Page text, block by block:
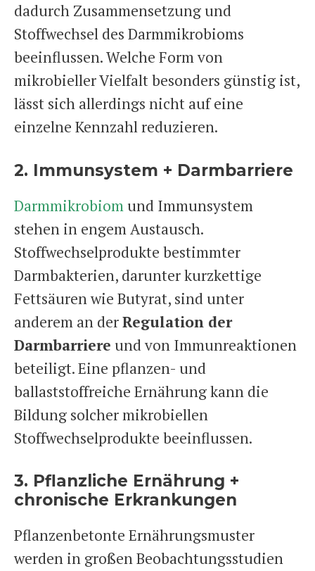
dadurch Zusammensetzung und
Stoffwechsel des Darmmikrobioms
beeinflussen. Welche Form von
mikrobieller Vielfalt besonders günstig ist,
lässt sich allerdings nicht auf eine
einzelne Kennzahl reduzieren.
2. Immunsystem + Darmbarriere
Darmmikrobiom und Immunsystem
stehen in engem Austausch.
Stoffwechselprodukte bestimmter
Darmbakterien, darunter kurzkettige
Fettsäuren wie Butyrat, sind unter
anderem an derRegulation der
Darmbarriere und von Immunreaktionen
beteiligt. Eine pflanzen- und
ballaststoffreiche Ernährung kann die
Bildung solcher mikrobiellen
Stoffwechselprodukte beeinflussen.
3. Pflanzliche Ernährung +
chronische Erkrankungen
Pflanzenbetonte Ernährungsmuster
werden in großen Beobachtungsstudien